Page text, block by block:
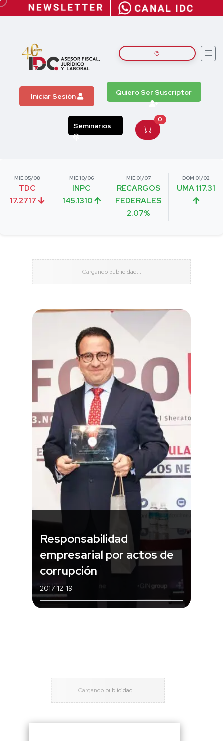
Iniciar Sesión Quiero Ser Suscriptor
Seminarios
0
MIE 05/08
TDC
17.2717
MIE 10/06
INPC
145.1310
MIE 01/07
RECARGOS
FEDERALES
2.07%
DOM 01/02
UMA 117.31
Responsabilidad
empresarial por actos de
corrupción
2017-12-19